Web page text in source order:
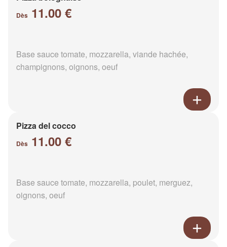
Dès 11.00 €
Base sauce tomate, mozzarella, viande hachée,
champignons, oignons, oeuf
Pizza del cocco
Dès 11.00 €
Base sauce tomate, mozzarella, poulet, merguez,
oignons, oeuf